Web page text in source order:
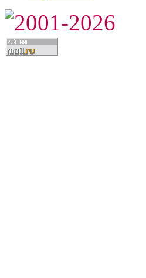
2001-2026